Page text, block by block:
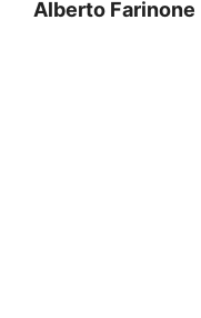
Alberto Farinone